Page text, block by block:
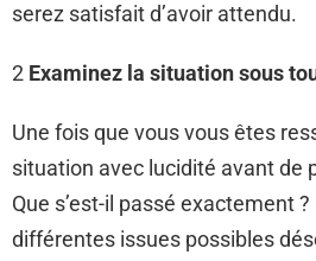
serez satisfait d’avoir attendu.
2 Examinez la situation sous
Une fois que vous vous êtes
situation avec lucidité avant de
Que s’est-il passé exactement
différentes issues possibles